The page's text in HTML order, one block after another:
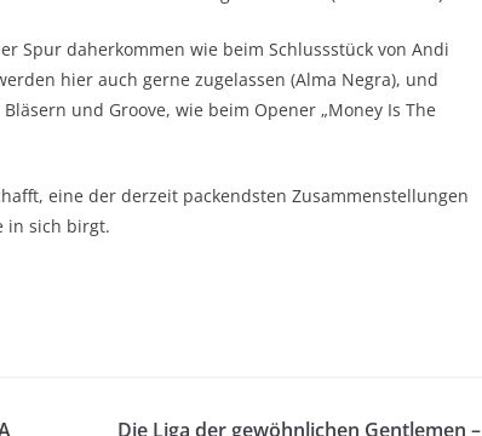
Spur daherkommen wie beim Schlussstück von Andi
hier auch gerne zugelassen (Alma Negra), und
und Groove, wie beim Opener „Money Is The
eine der derzeit packendsten Zusammenstellungen
in sich birgt.
Die Liga der gewöhnlichen Gentlemen –